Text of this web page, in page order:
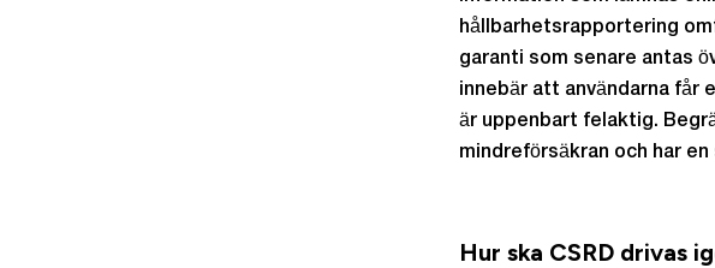
hållbarhetsrapportering
garanti som senare antas
innebär att användarna
är uppenbart felaktig.
mindreförsäkran och har
Hur ska CSRD drivas